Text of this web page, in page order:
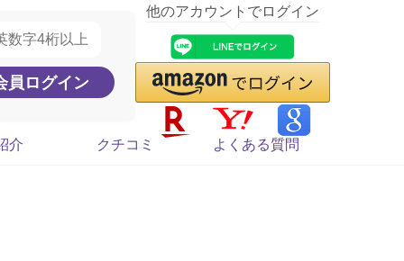
他のアカウントでログイン
介 クチコミ よくある質問